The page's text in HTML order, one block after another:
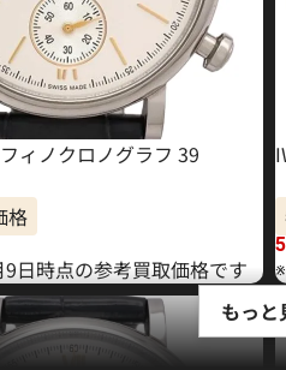
ィノクロノグラフ 39
格
日時点の参考買取価格です
もっと